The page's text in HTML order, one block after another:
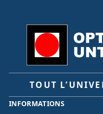
TOUT
INFORMATIONS